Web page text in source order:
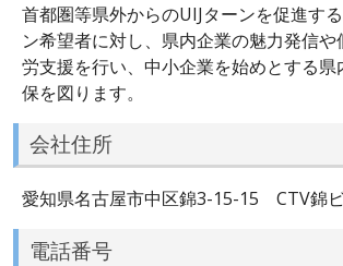
首都圏等県外からのUIJターンを促進す
ン希望者に対し、県内企業の魅力発信
労支援を行い、中小企業を始めとする県
保を図ります。
会社住所
愛知県名古屋市中区錦3-15-15 CTV錦
電話番号